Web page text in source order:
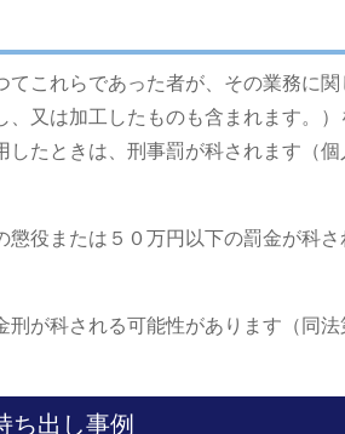
これらであった者が、その業務に
又は加工したものも含まれます。
たときは、刑事罰が科されます（個
役または５０万円以下の罰金が科さ
が科される可能性があります（同法
出し事例